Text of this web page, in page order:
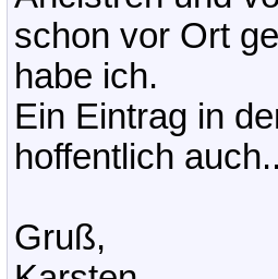
schon vor Ort
habe ich.
Ein Eintrag in
hoffentlich
Gruß,